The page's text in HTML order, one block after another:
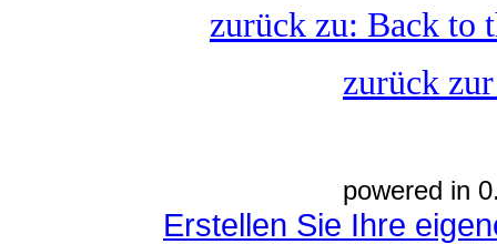
zurück zu: Back to
zurück
powered in
Erstellen Sie Ihre